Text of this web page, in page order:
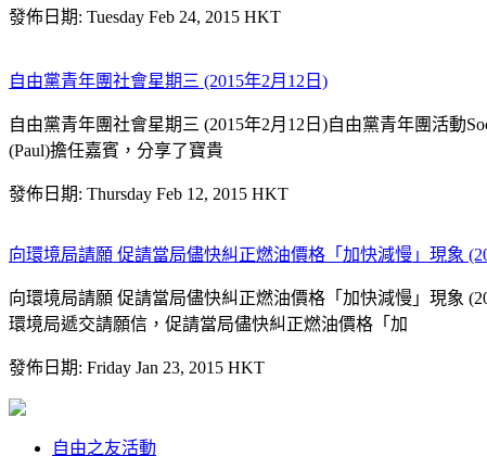
發佈日期: Tuesday Feb 24, 2015 HKT
自由黨青年團社會星期三 (2015年2月12日)
自由黨青年團社會星期三 (2015年2月12日)自由黨青年團活動
(Paul)擔任嘉賓，分享了寶貴
發佈日期: Thursday Feb 12, 2015 HKT
向環境局請願 促請當局儘快糾正燃油價格「加快減慢」現象
向環境局請願 促請當局儘快糾正燃油價格「加快減慢」現象
環境局遞交請願信，促請當局儘快糾正燃油價格「加
發佈日期: Friday Jan 23, 2015 HKT
自由之友活動